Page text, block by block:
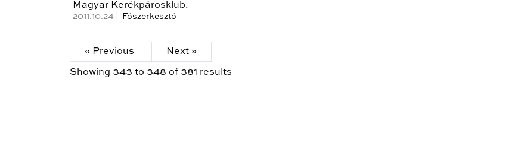
Magyar Kerékpárosklub.
2011.10.24 | Főszerkesztő
« Previous Next »
Showing 343 to 348 of 381 results